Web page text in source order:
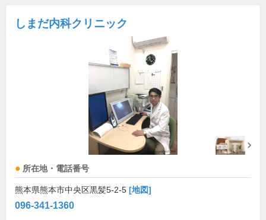
しまだ内科クリニック
所在地・電話番号
熊本県熊本市中央区黒髪5-2-5 [地図]
096-341-1360